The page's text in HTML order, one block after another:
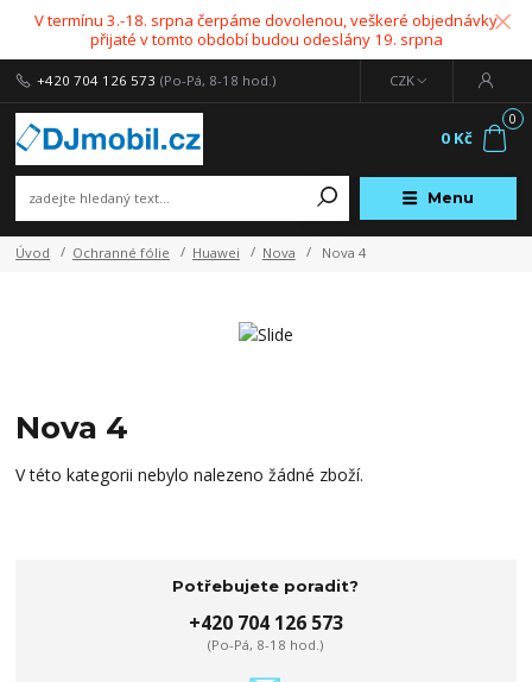
V termínu 3.-18. srpna čerpáme dovolenou, veškeré objednávky
přijaté v tomto období budou odeslány 19. srpna
Menu
CZK
+420 704 126 573 (Po-Pá, 8-18 hod.)
0
0 Kč
Úvod Ochranné fólie Huawei Nova Nova 4
Nova 4
V této kategorii nebylo nalezeno žádné zboží.
Potřebujete poradit?
+420 704 126 573
(Po-Pá, 8-18 hod.)